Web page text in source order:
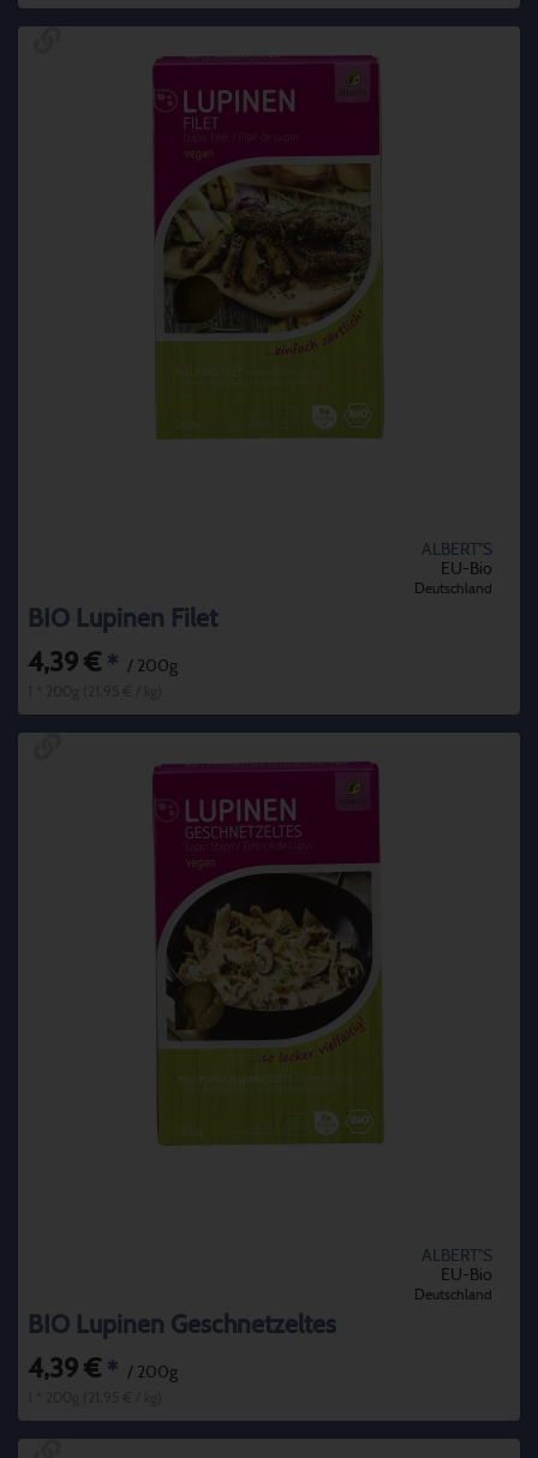
ALBERT''S
EU-Bio
Deutschland
BIO Lupinen Filet
4,39 € * / 200g
ALBERT''S
EU-Bio
Deutschland
BIO Lupinen Geschnetzeltes
4,39 € * / 200g